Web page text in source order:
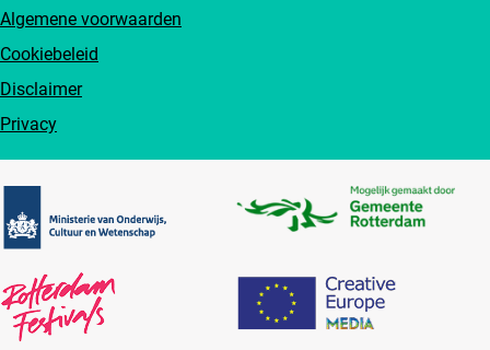
Algemene voorwaarden
Cookiebeleid
Disclaimer
Privacy